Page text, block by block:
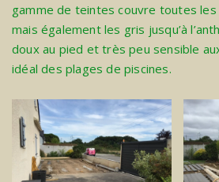
gamme de teintes couvre toutes les
mais également les gris jusqu’à
doux au pied et très peu sensible
idéal des plages de piscines.